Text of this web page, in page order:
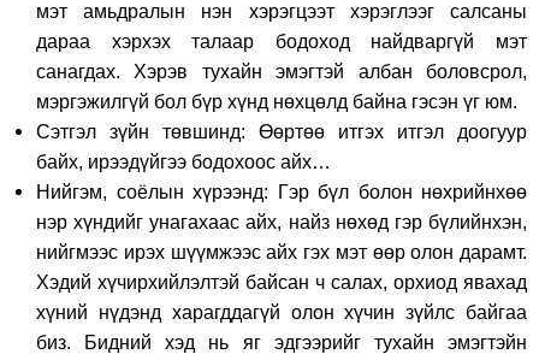
мэт амьдралын нэн хэрэгцээт хэрэглээг салсаны
дараа хэрхэх талаар бодоход найдваргүй мэт
санагдах. Хэрэв тухайн эмэгтэй албан боловсрол,
мэргэжилгүй бол бүр хүнд нөхцөлд байна гэсэн үг юм.
Сэтгэл зүйн төвшинд: Өөртөө итгэх итгэл доогуур
байх, ирээдүйгээ бодохоос айх…
Нийгэм, соёлын хүрээнд: Гэр бүл болон нөхрийнхөө
нэр хүндийг унагахаас айх, найз нөхөд гэр бүлийнхэн,
нийгмээс ирэх шүүмжээс айх гэх мэт өөр олон дарамт.
Хэдий хүчирхийлэлтэй байсан ч салах, орхиод явахад
хүний нүдэнд харагддагүй олон хүчин зүйлс байгаа
биз. Бидний хэд нь яг эдгээрийг тухайн эмэгтэйн